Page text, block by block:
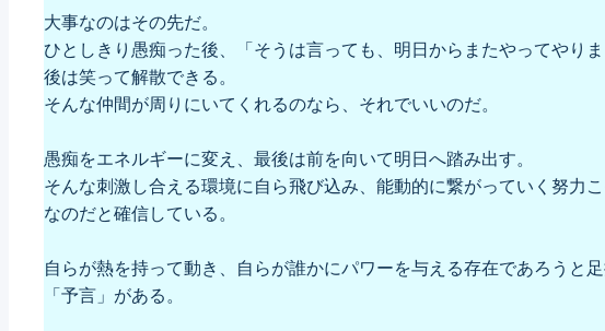
大事なのはその先だ。
ひとしきり愚痴った後、「そうは言っても、明日からまたやってやり
後は笑って解散できる。
そんな仲間が周りにいてくれるのなら、それでいいのだ。
愚痴をエネルギーに変え、最後は前を向いて明日へ踏み出す。
そんな刺激し合える環境に自ら飛び込み、能動的に繋がっていく努力
なのだと確信している。
自らが熱を持って動き、自らが誰かにパワーを与える存在であろうと
「予言」がある。